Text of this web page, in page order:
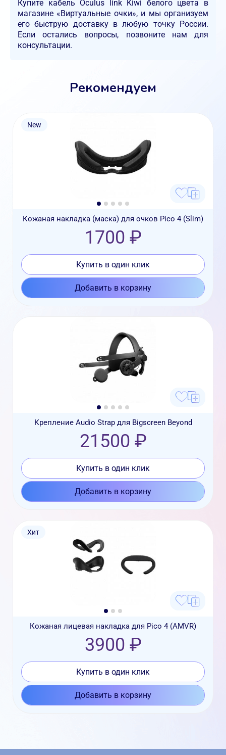
Купите кабель Oculus link Kiwi белого цвета в
магазине «Виртуальные очки», и мы организуем
его быструю доставку в любую точку России.
Если остались вопросы, позвоните нам для
консультации.
Рекомендуем
New
Кожаная накладка (маска) для очков Pico 4 (Slim)
1700 ₽
Купить в один клик
Добавить в корзину
Крепление Audio Strap для Bigscreen Beyond
21500 ₽
Купить в один клик
Добавить в корзину
Хит
Кожаная лицевая накладка для Pico 4 (AMVR)
3900 ₽
Купить в один клик
Добавить в корзину